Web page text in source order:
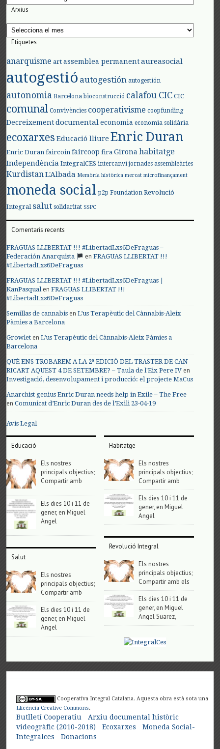
Arxius
Arxius
Etiquetes
anarquisme art assemblea permanent aureasocial
autogestió autogestión autogestión
autonomia Barcelona bioconstrucció calafouCIC CIC
comunal Convivències cooperativisme coopfunding
Decreixement documental economia economia solidària
ecoxarxes Educació lliure Enric Duran
Enric Duran faircoin faircoop fira Girona habitatge
Independència IntegralCES intercanvi jornades assembleàries
KurdistanL'Albada Memòria històrica mercat microfinançament
moneda social p2p Foundation Revolució
Integral salut solidaritat SSPC
Comentaris recents
FRAGUAS LLIBERTAT !!! #LibertadLxs6DeFraguas –
Federación Anarquista
enFRAGUAS LLIBERTAT !!!
#LibertadLxs6DeFraguas
FRAGUAS LLIBERTAT !!! #LibertadLxs6DeFraguas |
KanPasqualenFRAGUAS LLIBERTAT !!!
#LibertadLxs6DeFraguas
Semillas de cannabis enL’us Terapèutic del Cànnabis-Aleix
Pàmies a Barcelona
Growlet enL’us Terapèutic del Cànnabis-Aleix Pàmies a
Barcelona
QUÈ ENS TROBAREM A LA 2ª EDICIÓ DEL TRASTER DE CAN
RICART AQUEST 4 DE SETEMBRE? – Taula de l'Eix Pere IV en
Investigació, desenvolupament i producció: el projecte MaCus
Anarchist genius Enric Duran needs help in Exile – The Free
enComunicat d’Enric Duran des de l’Exili 23-04-19
Avis Legal
Educació
Els nostres
principals objectius;
Compartir amb
Els dies 10 i 11 de
gener, en Miguel
Angel
Salut
Els nostres
principals objectius;
Compartir amb
Els dies 10 i 11 de
gener, en Miguel
Angel
Habitatge
Els nostres
principals objectius;
Compartir amb
Els dies 10 i 11 de
gener, en Miguel
Angel
Revolució Integral
Els nostres
principals objectius;
Compartir amb els
Els dies 10 i 11 de
gener, en Miguel
Angel Suarez,
Cooperativa Integral Catalana. Aquesta obra està sota una
Llicència Creative Commons.
Butlletí Cooperatiu
Arxiu documental històric
videogràfic (2010-2018)
Ecoxarxes
Moneda Social-
Integralces
Donacions